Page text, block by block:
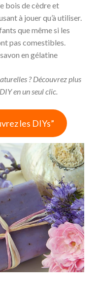
bois de cèdre et
à jouer qu’à utiliser.
que même si les
pas comestibles.
en gélatine
? Découvrez plus
en un seul clic.
les DIYs”